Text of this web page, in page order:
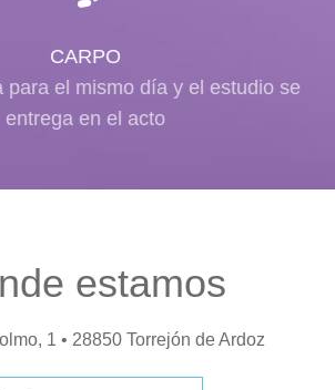
CARPO
para el mismo día y el estudio se
entrega en el acto
estamos
1 • 28850 Torrejón de Ardoz